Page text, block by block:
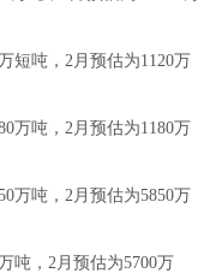
吨，2月预估为1120万
吨，2月预估为1180万
吨，2月预估为5850万
，2月预估为5700万